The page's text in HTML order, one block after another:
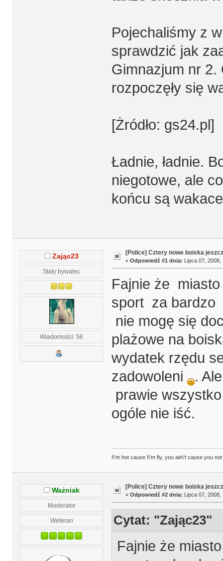
Pojechaliśmy z
sprawdzić jak
Gimnazjum nr 2.
rozpoczęły się
[Żródło: gs24.pl]
Ładnie, ładnie.
niegotowe, ale
końcu są
Zając23
Stały bywalec
Wiadomości: 56
[Police] Cztery nowe boiska
« Odpowiedź #1 dnia: Lipca 07, 2008,
Fajnie że
sport za bardzo
nie mogę się
plażowe na
wydatek rzędu
zadowoleni
.
prawie
ogóle nie iść.
I\'m hot cause I\'m fly, you ain\'t cause you not
Ważniak
Moderator
Weteran
[Police] Cztery nowe boiska
« Odpowiedź #2 dnia: Lipca 07, 2008,
Cytat: "Zając23"
Fajnie że